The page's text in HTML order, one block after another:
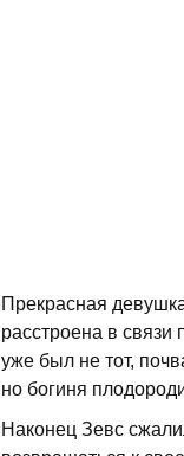
Прекрасная
расстроена в
уже был не тот,
но богиня
Наконец Зевс